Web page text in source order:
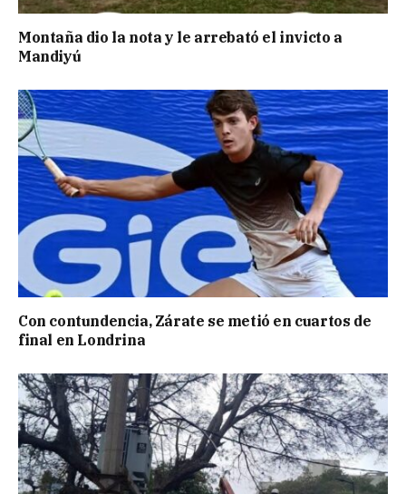
Montaña dio la nota y le arrebató el invicto a
Mandiyú
Con contundencia, Zárate se metió en cuartos de
final en Londrina